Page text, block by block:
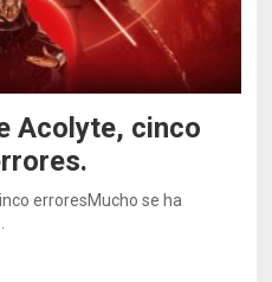
Acolyte, cinco
erroresMucho se ha